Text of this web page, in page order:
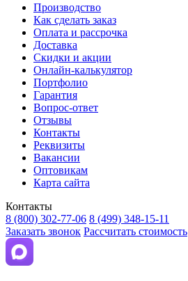
Производство
Как сделать заказ
Оплата и рассрочка
Доставка
Скидки и акции
Онлайн-калькулятор
Портфолио
Гарантия
Вопрос-ответ
Отзывы
Контакты
Реквизиты
Вакансии
Оптовикам
Карта сайта
Контакты
8 (800) 302-77-06 8 (499) 348-15-11
Заказать звонок Рассчитать стоимость